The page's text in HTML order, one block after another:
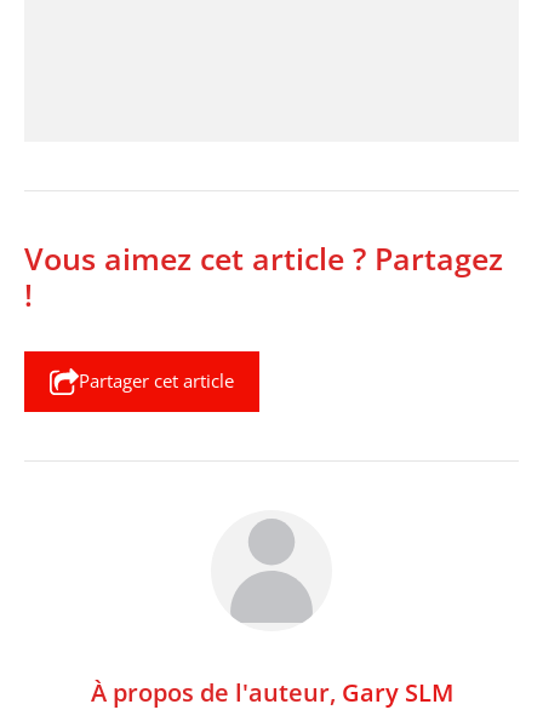
Vous aimez cet article ? Partagez
!
Partager cet article
À propos de l'auteur, Gary SLM